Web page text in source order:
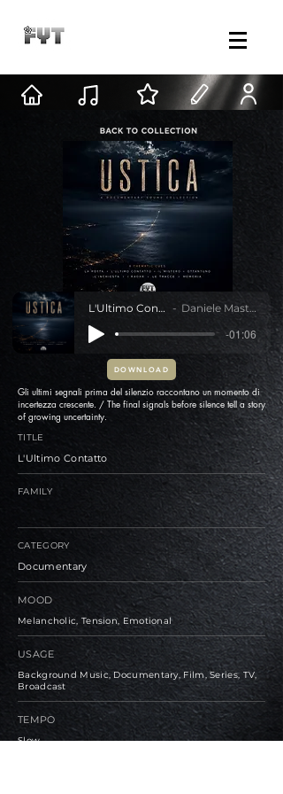
L'Ultimo Contatto Daniele Mastracci
-01:06
DOWNLOAD
Gli ultimi segnali prima del silenzio raccontano un momento di
incertezza crescente. / The final signals before silence tell a story
of growing uncertainty.
TITLE
L'Ultimo Contatto
FAMILY
CATEGORY
Documentary
MOOD
Melancholic, Tension, Emotional
USAGE
Background Music, Documentary, Film, Series, TV,
Broadcast
TEMPO
Slow